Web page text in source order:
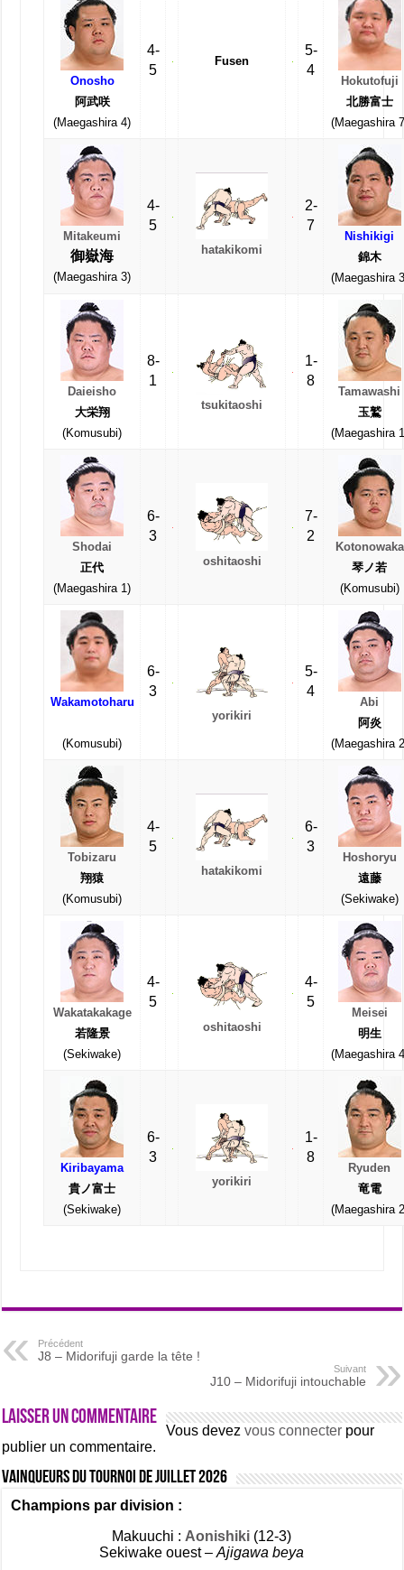
Onosho
阿武咲
(Maegashira 4)
4-
5
Fusen
5-
4
Hokutofuji
北勝富士
(Maegashira
Mitakeumi
御嶽海
(Maegashira 3)
4-
5
hatakikomi
2-
7
Nishikigi
錦木
(Maegashira
Daieisho
大栄翔
(Komusubi)
8-
1
tsukitaoshi
1-
8
Tamawashi
玉鷲
(Maegashira
Shodai
正代
(Maegashira 1)
6-
3
oshitaoshi
7-
2
Kotonowaka
琴ノ若
(Komusubi)
Wakamotoharu
(Komusubi)
6-
3
yorikiri
5-
4
Abi
阿炎
(Maegashira
Tobizaru
翔猿
(Komusubi)
4-
5
hatakikomi
6-
3
Hoshoryu
遠藤
(Sekiwake)
Wakatakakage
若隆景
(Sekiwake)
4-
5
oshitaoshi
4-
5
Meisei
明生
(Maegashira
Kiribayama
貴ノ富士
(Sekiwake)
6-
3
yorikiri
1-
8
Ryuden
竜電
(Maegashira
Précédent
J8 – Midorifuji garde la tête !
Suivant
J10 – Midorifuji intouchable
Laisser un commentaire
Vous devezvous connecter pour
publier un commentaire.
Vainqueurs du tournoi de Juillet 2026
Champions par division :
Makuuchi : Aonishiki (12-3)
Sekiwake ouest –Ajigawa beya